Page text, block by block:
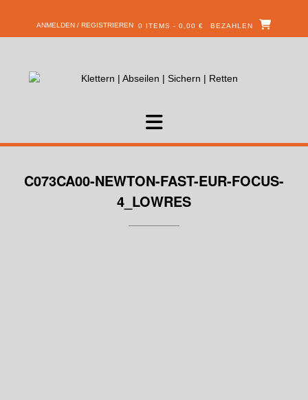
ANMELDEN / REGISTRIEREN 0 ITEMS - 0,00 € BEZAHLEN
C073CA00-NEWTON-FAST-EUR-FOCUS-
4_LOWRES